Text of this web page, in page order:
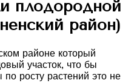
плодородной
район)
районе который
участок, что бы
росту растений это не